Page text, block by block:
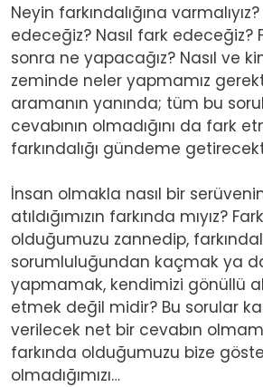
Neyin farkındalığına
edeceğiz? Nasıl fark edeceğiz?
sonra ne yapacağız? Nasıl ve
zeminde neler yapmamız
aramanın yanında; tüm bu
cevabının olmadığını da fark
farkındalığı gündeme
İnsan olmakla nasıl bir
atıldığımızın farkında mıyız?
olduğumuzu zannedip,
sorumluluğundan kaçmak ya
yapmamak, kendimizi gönüllü
etmek değil midir? Bu sorular
verilecek net bir cevabın
farkında olduğumuzu bize
olmadığımızı…